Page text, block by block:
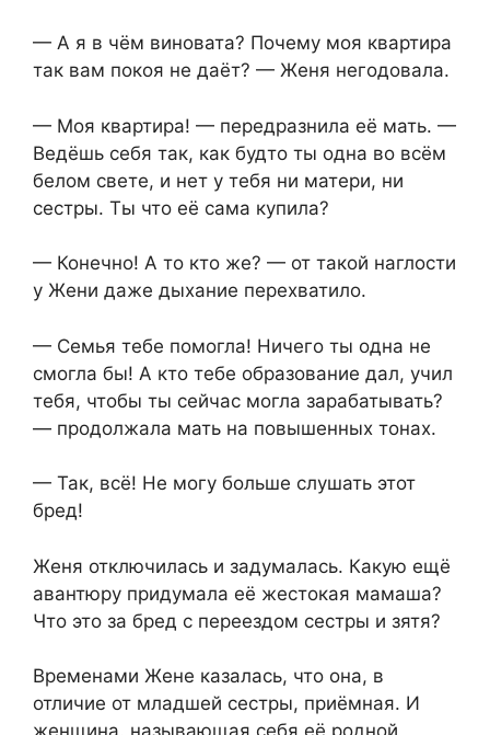
— А я в чём виновата? Почему моя квартира
так вам покоя не даёт? — Женя негодовала.
— Моя квартира! — передразнила её мать. —
Ведёшь себя так, как будто ты одна во всём
белом свете, и нет у тебя ни матери, ни
сестры. Ты что её сама купила?
— Конечно! А то кто же? — от такой наглости
у Жени даже дыхание перехватило.
— Семья тебе помогла! Ничего ты одна не
смогла бы! А кто тебе образование дал, учил
тебя, чтобы ты сейчас могла зарабатывать?
— продолжала мать на повышенных тонах.
— Так, всё! Не могу больше слушать этот
бред!
Женя отключилась и задумалась. Какую ещё
авантюру придумала её жестокая мамаша?
Что это за бред с переездом сестры и зятя?
Временами Жене казалась, что она, в
отличие от младшей сестры, приёмная. И